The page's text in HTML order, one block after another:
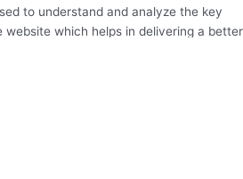
to understand and analyze the key
website which helps in delivering a better